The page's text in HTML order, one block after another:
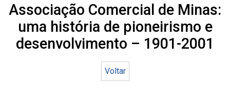
Associação Comercial de Minas:
uma história de pioneirismo e
desenvolvimento – 1901-2001
Voltar